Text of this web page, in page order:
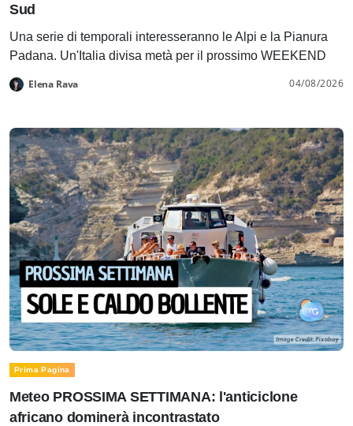
Sud
Una serie di temporali interesseranno le Alpi e la Pianura
Padana. Un'Italia divisa metà per il prossimo WEEKEND
Elena Rava 04/08/2026
Prima Pagina
Meteo PROSSIMA SETTIMANA: l'anticiclone
africano dominerà incontrastato